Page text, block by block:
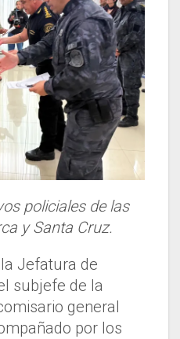
policiales de las
y Santa Cruz.
Jefatura de
subjefe de la
general
por los